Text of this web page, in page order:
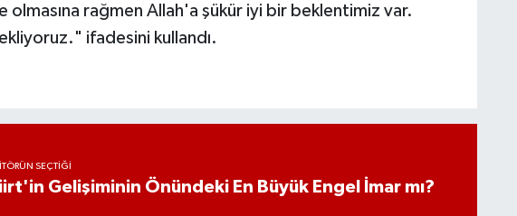
rağmen Allah'a şükür iyi bir beklentimiz var.
ifadesini kullandı.
SEÇTIĞI
Gelişiminin Önündeki En Büyük Engel İmar mı?